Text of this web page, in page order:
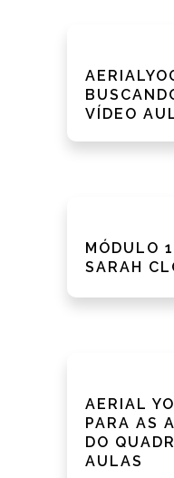
VÍDEO
MÓDULO
SARAH
AERIAL
PARA AS
DO
AULAS